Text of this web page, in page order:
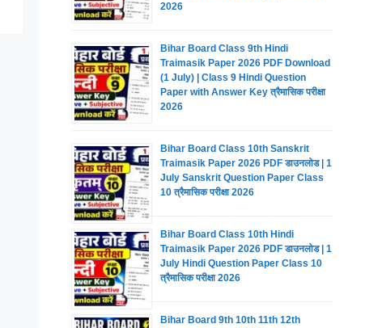
2026
Bihar Board Class 9th Hindi
Traimasik Paper 2026 PDF Download
(1 July) | Class 9 Hindi Question
Paper with Answer Key त्रैमासिक परीक्षा
2026
Bihar Board Class 10th Sanskrit
Traimasik Paper 2026 PDF डाउनलोड | 1
July Sanskrit Question Paper Class
10 त्रैमासिक परीक्षा 2026
Bihar Board Class 10th Hindi
Traimasik Paper 2026 PDF डाउनलोड | 1
July Hindi Question Paper Class 10
त्रैमासिक परीक्षा 2026
Bihar Board 9th 10th 11th 12th